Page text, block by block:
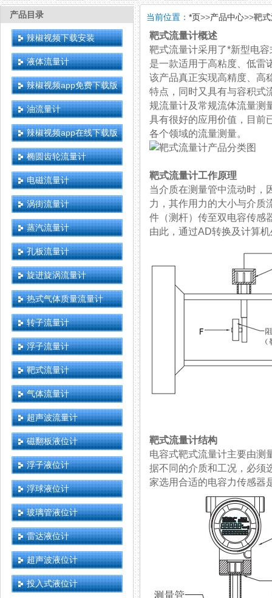
产品目录
辣椒视频下载安装
液体流量计
辣椒视频app免费下载版
油流量计
辣椒视频app在线下载版
椭圆齿轮流量计
电磁流量计
涡街流量计
蒸汽流量计
孔板流量计
旋进旋涡流量计
热式气体质量流量计
转子流量计
浮子流量计
靶式流量计
气体流量计
超声波流量计
磁翻板液位计
浮子液位计
浮球液位计
玻璃管液位计
雷达液位计
超声波液位计
投入式液位计
当前位置： *页>>产品中心>>靶
靶式流量计概述
靶式流量计采用了*新型电容
是一款适用于高粘度、
该产品真正实现高精度、高
特点，同时又具有与容积式
规流量计及常规流体流量测量外
具有很好的应用价值，目前已广
各个领域的流量测量。
靶式流量计工作原理
当介质在测量管中流动时
力，其作用力的大小与
件（测杆）传至双电容传感器
由此，通过AD转换及计算
靶式流量计结构
电容式靶式流量计主要由测量
据不同的介质和工况，必
家选用合适的电容力传感器是